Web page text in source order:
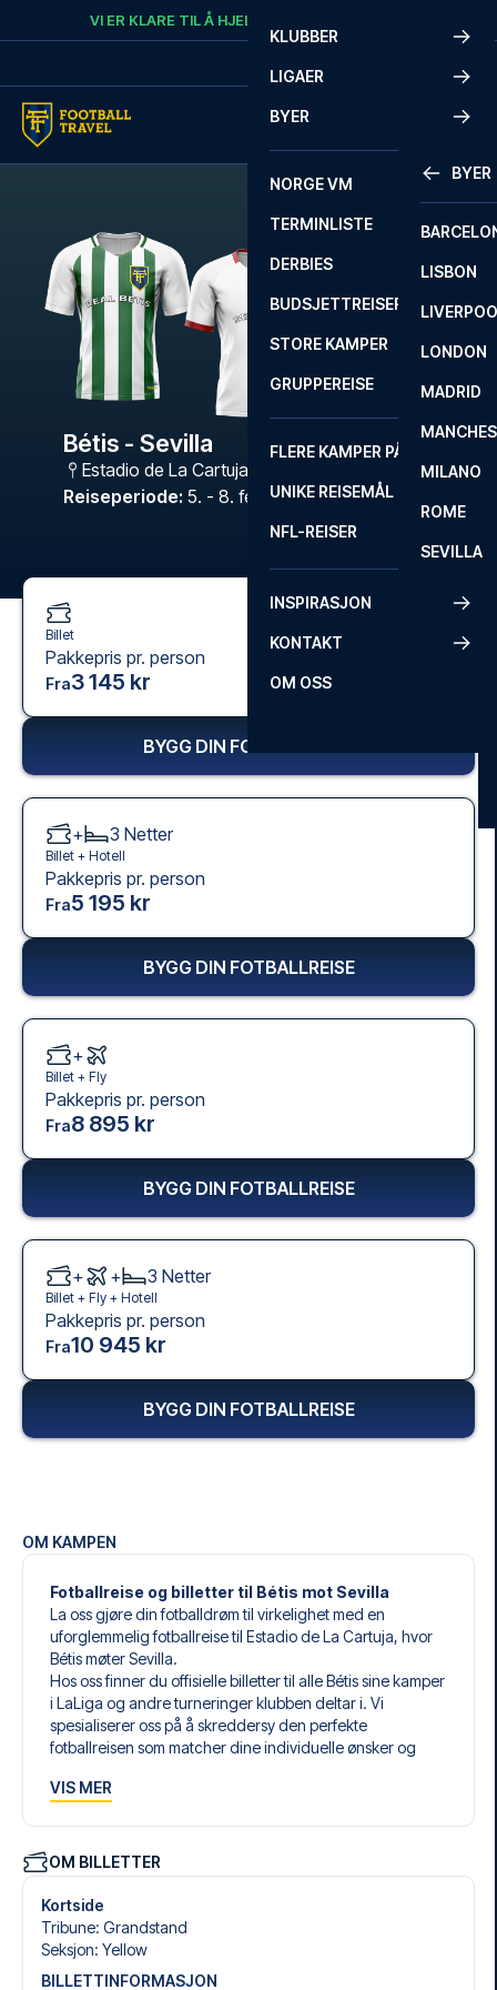
Skip to contentVI ER KLARE TIL Å HJELPE
KLUBBER
LIGAER
BYER
BYER
LISBON
LONDON
MADRID
MILANO
ROME
SEVILLA
NORGE VM
TERMINLISTE
DERBIES
BUDSJETTREISER
STORE KAMPER
GRUPPEREISE
FLERE KAMPER PÅ ÉN REISE
UNIKE REISEMÅL
NFL-REISER
INSPIRASJON
KONTAKT
OM OSS
Bétis - Sevilla
Estadio de La Cartuja
Reiseperiode: 5. - 8. feb. 2027
OM KAMPEN
Fotballreise og billetter til Bétis mot Sevilla
La oss gjøre din fotballdrøm til virkelighet med en
uforglemmelig fotballreise til Estadio de La Cartuja, hvor
Bétis møter Sevilla.
Hos oss finner du offisielle billetter til alle Bétis sine kamper
i LaLiga og andre turneringer klubben deltar i. Vi
spesialiserer oss på å skreddersy den perfekte
fotballreisen som matcher dine individuelle ønsker og
Våre skreddersydde fotballreiser til Bétis er laget for å gi
blant et bredt utvalg av fotballbilletter, nøye utvalgte
hoteller for enhver smak og budsjett, samt fleksible fly som
passer deg best.
Når du velger billettype, kan du se hvilken seksjon du skal
sitte i, og hva billetten inkluderer – spesielt hvis det er en
VIS MER
OM BILLETTER
Kortside
Tribune: Grandstand
Seksjon: Yellow
BILLETTINFORMASJON
Billet
Pakkepris pr. person
Fra3 145 kr
BYGG DIN FOTBALLREISE
+ 3 Netter
Billet + Hotell
Pakkepris pr. person
Fra5 195 kr
BYGG DIN FOTBALLREISE
+
Billet + Fly
Pakkepris pr. person
Fra8 895 kr
BYGG DIN FOTBALLREISE
+ + 3 Netter
Billet + Fly + Hotell
Pakkepris pr. person
Fra10 945 kr
BYGG DIN FOTBALLREISE